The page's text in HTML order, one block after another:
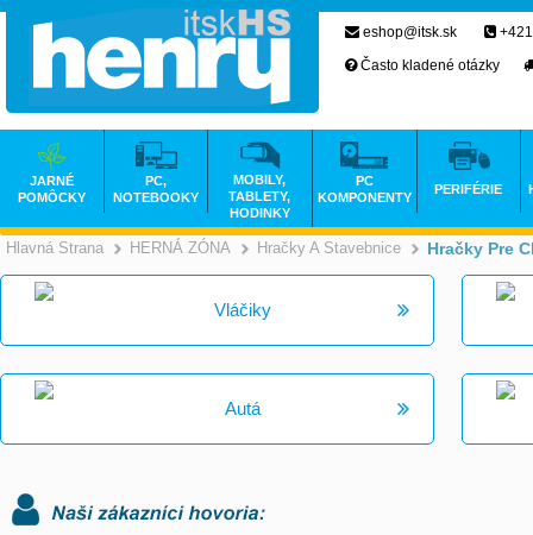
Hlavná Strana >
HERNÁ ZÓNA >
Hračky A Stavebnice Hračky Pre
Vláčiky
Autá
eshop@itsk.sk
Často kladené otázky
JARNÉ
POMÔCKY
PC,
NOTEBOOKY
MOBILY,
TABLETY,
HODINKY
PC
KOMPONENTY
PERIFÉRIE